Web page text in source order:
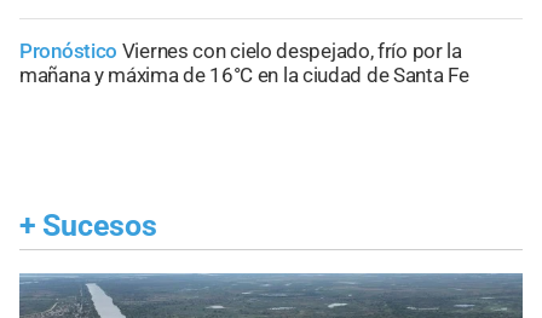
Pronóstico Viernes con cielo despejado, frío por la
mañana y máxima de 16°C en la ciudad de Santa Fe
+ Sucesos